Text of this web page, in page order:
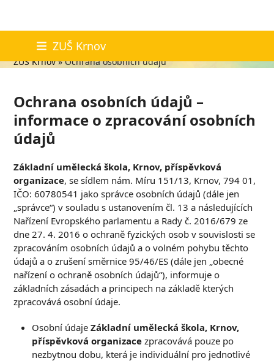
content
ZUŠ Krnov
Ochrana osobních údajů
ZUŠ Krnov»Ochrana osobních údajů
Ochrana osobních údajů –
informace o zpracování osobních
údajů
Základní umělecká škola, Krnov, příspěvková
organizace, se sídlem nám. Míru 151/13, Krnov, 794 01,
IČO: 60780541 jako správce osobních údajů (dále jen
„správce“) v souladu s ustanovením čl. 13 a následujících
Nařízení Evropského parlamentu a Rady č. 2016/679 ze
dne 27. 4. 2016 o ochraně fyzických osob v souvislosti se
zpracováním osobních údajů a o volném pohybu těchto
údajů a o zrušení směrnice 95/46/ES (dále jen „obecné
nařízení o ochraně osobních údajů“), informuje o
základních zásadách a principech na základě kterých
zpracovává osobní údaje.
Osobní údajeZákladní umělecká škola, Krnov,
příspěvková organizacezpracovává pouze po
nezbytnou dobu, která je individuální pro jednotlivé